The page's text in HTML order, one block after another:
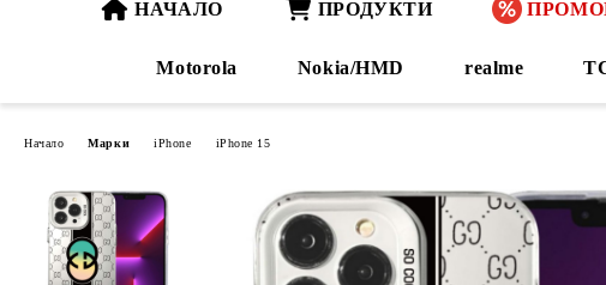
НАЧАЛО ПРОДУКТИ
Motorola Nokia/HMD realme
Начало Марки iPhone iPhone 15